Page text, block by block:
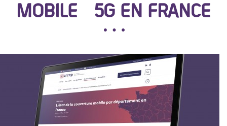
MOBILE 5G EN FRANCE